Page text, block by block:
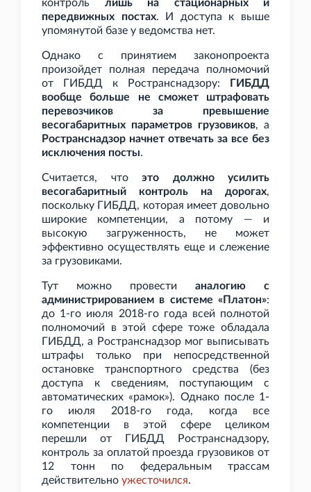
контроль лишь на стационарных и
передвижных постах. И доступа к выше
упомянутой базе у ведомства нет.
Однако с принятием законопроекта
произойдет полная передача полномочий
от ГИБДД к Ространснадзору:
ГИБДД
вообще больше не сможет штрафовать
перевозчиков за превышение
весогабаритных параметров грузовиков, а
Ространснадзор начнет отвечать за все без
исключения посты.
Считается, что это должно усилить
весогабаритный контроль на дорогах,
поскольку ГИБДД, которая имеет довольно
широкие компетенции, а потому — и
высокую загруженность, не может
эффективно осуществлять еще и слежение
за грузовиками.
Тут можно провести аналогию с
администрированием в системе «Платон»:
до 1-го июля 2018-го года всей полнотой
полномочий в этой сфере тоже обладала
ГИБДД, а Ространснадзор мог выписывать
штрафы только при непосредственной
остановке транспортного средства (без
доступа к сведениям, поступающим с
автоматических «рамок»). Однако после 1-
го июля 2018-го года, когда все
компетенции в этой сфере целиком
перешли от ГИБДД Ространснадзору,
контроль за оплатой проезда грузовиков от
12
тонн по федеральным трассам
действительно ужесточился.